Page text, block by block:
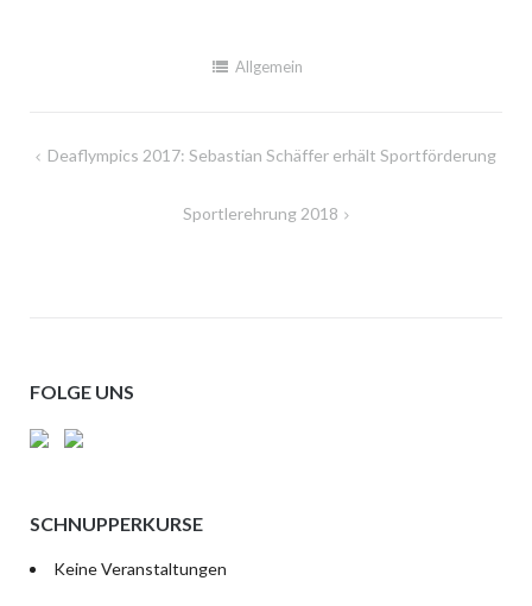
Allgemein
Beitragsnavigation
Deaflympics 2017: Sebastian Schäffer erhält Sportförderung
Sportlerehrung 2018
FOLGE UNS
SCHNUPPERKURSE
Keine Veranstaltungen